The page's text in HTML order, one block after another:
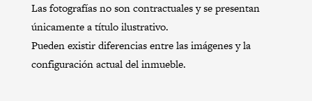
Las fotografías no son contractuales y se presentan
únicamente a título ilustrativo.
Pueden existir diferencias entre las imágenes y la
configuración actual del inmueble.